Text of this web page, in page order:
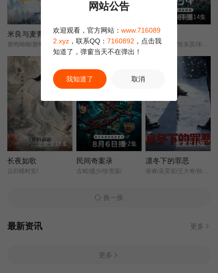
第06集
更新至11集
米良与麦青
鹿鸣呦呦/鹿鸣春晓/
长歌莫问
蔡正杰/杨子菲/王坤炎/刘美辰/李会长/李子雄/孟西/鲍大志/白凯南/斯外戈/
更新至14集
幽宅奇谭
朱娅/应灏铭/肖东昊/宋未央/
更新至18集
长夜如歌
云归槿时安/
全2集
民间奇案录
古斌/盛少/张雪菡/
更新至16集
凛冬下的罪恶
张睿/吴昊宸/王大奇/孙之鸿/洪冰瑶/肖涵/嘉泽/李蒲赫/左腾云/何磊/王心嫚/李繁/苏宥辰/刘佳萌/洪爽/刘亭希/窦新豪/刘伟峰/刘朔豪/徐章/
换一换
最新资讯 更多
更多
网站公告
欢迎观看，官方网站： www.716089
2.xyz ，联系QQ： 7160892 ，点击我
知道了，弹窗当天不在弹出！
我知道了 取消